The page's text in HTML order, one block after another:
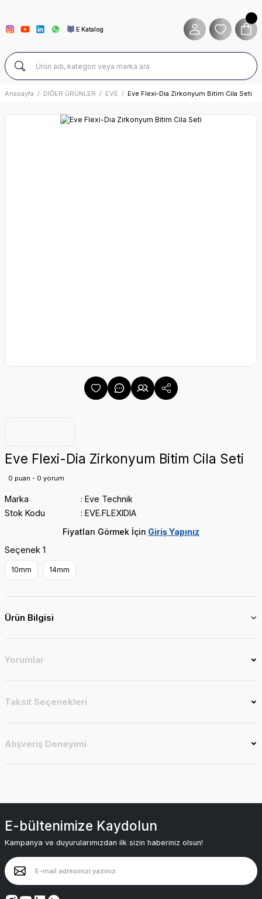
E Katalog
Anasayfa DİĞER ÜRÜNLER EVE Eve Flexi-Dia Zirkonyum Bitim Cila Seti
Eve Flexi-Dia Zirkonyum Bitim Cila Seti
0 puan - 0 yorum
Marka
Eve Technik
Stok Kodu
EVE.FLEXIDIA
Fiyatları Görmek İçin Giriş Yapınız
Seçenek 1
10mm 14mm
Ürün Bilgisi
Yorumlar
Taksit Seçenekleri
Alışveriş Deneyimi
E-bültenimize Kaydolun
Kampanya ve duyurularımızdan ilk sizin haberiniz olsun!